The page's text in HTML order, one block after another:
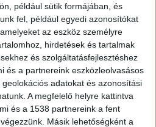
például sütik formájában, és
fel, például egyedi azonosítókat
az eszköz személyre
hirdetések és tartalmak
és szolgáltatásfejlesztéshez
és a partnereink eszközleolvasásos
adatokat és azonosítási
A megfelelő helyre kattintva
és a 1538 partnereink a fent
Másik lehetőségként a
azt kell megoldania,
legyen, hanem azt is,
korlátozza az
Egy megfelelő
nem dísztárgy és nem
a fegyvertartás
eszköze.